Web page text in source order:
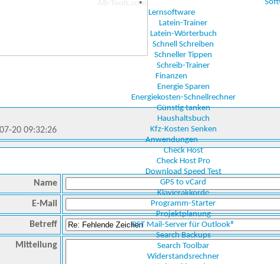
Lernsoftware
Latein-Trainer
Latein-Wörterbuch
Schnell Schreiben
Schneller Tippen
Schreib-Trainer
Finanzen
Energie Sparen
Energiekosten-Schnellrechner
Günstig tanken
Haushaltsbuch
Kfz-Kosten Senken
Anwendungen
Check Host
Check Host Pro
Download Speed Test
GPS to vCard
Klavierakkorde
Programm-Starter
Projektplanung
PST Mail-Server für Outlook®
Search Backups
Search Toolbar
Widerstandsrechner
20 09:32:26
Name
E-Mail
Betreff
Mitteilung